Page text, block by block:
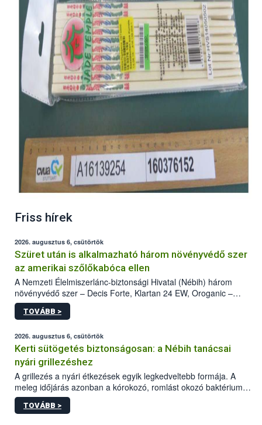
Friss hírek
2026. augusztus 6, csütörtök
Szüret után is alkalmazható három növényvédő szer
az amerikai szőlőkabóca ellen
A Nemzeti Élelmiszerlánc-biztonsági Hivatal (Nébih) három
növényvédő szer – Decis Forte, Klartan 24 EW, Oroganic –
engedélyokiratát módosította, így azok a szüretet követően,
egészen a vesszőérettség (BBCH 91) stádiumáig
érésű szőlőkben is legyen lehetőség a károsító elleni további
védekezésre. Az Oroganic készítmény kis kiszerelésben kiskerti
felhasználók számára is elérhető és ökológiai termesztésben is
engedélyezett.
TOVÁBB >
2026. augusztus 6, csütörtök
Kerti sütögetés biztonságosan: a Nébih tanácsai
nyári grillezéshez
A grillezés a nyári étkezések egyik legkedveltebb formája. A
meleg időjárás azonban a kórokozó, romlást okozó baktériumok
gyorsabb szaporodásának is kedvez. A szabadtéri sütögetés
ezért nem csupán a megfelelő sütési technikáról szól: legalább
TOVÁBB >